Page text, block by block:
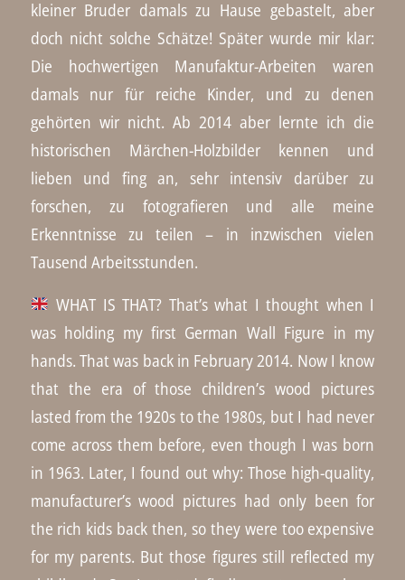
kleiner Bruder damals zu Hause gebastelt, aber
doch nicht solche Schätze! Später wurde mir klar:
Die hochwertigen Manufaktur-Arbeiten waren
damals nur für reiche Kinder, und zu denen
gehörten wir nicht. Ab 2014 aber lernte ich die
historischen Märchen-Holzbilder kennen und
lieben und fing an, sehr intensiv darüber zu
forschen, zu fotografieren und alle meine
Erkenntnisse zu teilen – in inzwischen vielen
Tausend Arbeitsstunden.
WHAT IS THAT? That’s what I thought when I
was holding my first German Wall Figure in my
hands. That was back in February 2014. Now I know
that the era of those children’s wood pictures
lasted from the 1920s to the 1980s, but I had never
come across them before, even though I was born
in 1963. Later, I found out why: Those high-quality,
manufacturer’s wood pictures had only been for
the rich kids back then, so they were too expensive
for my parents. But those figures still reflected my